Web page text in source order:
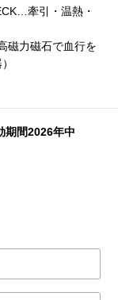
牽引・温熱・
磁力磁石で血行を
期間2026年中